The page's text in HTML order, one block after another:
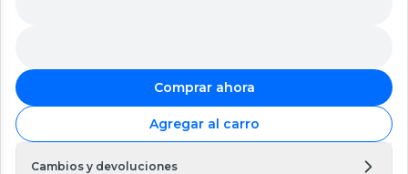
Comprar ahora
Agregar al carro
Cambios y devoluciones